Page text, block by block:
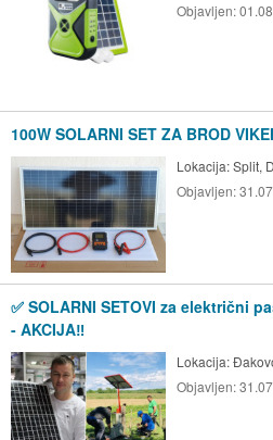
Objavljen:
100W SOLARNI SET ZA BROD
Lokacija:Split,
Objavljen:
✅ SOLARNI SETOVI za električni
- AKCIJA‼️
Lokacija:
Objavljen: